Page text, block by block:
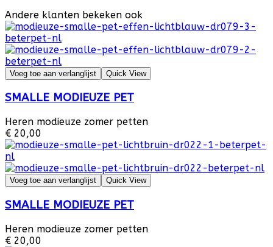
Andere klanten bekeken ook
Voeg toe aan verlanglijst Quick View
SMALLE MODIEUZE PET
Heren modieuze zomer petten
€ 20,00
Voeg toe aan verlanglijst Quick View
SMALLE MODIEUZE PET
Heren modieuze zomer petten
€ 20,00